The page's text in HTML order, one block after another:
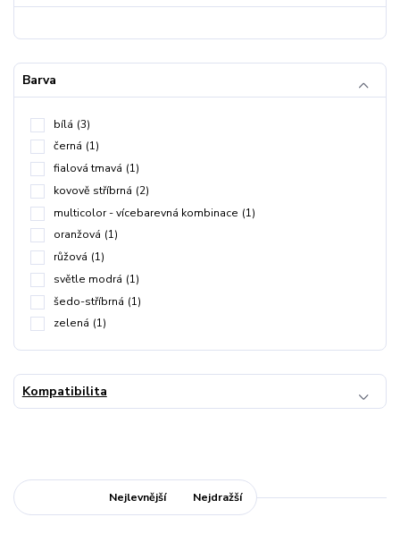
Barva
bílá (3)
černá (1)
fialová tmavá (1)
kovově stříbrná (2)
multicolor - vícebarevná kombinace (1)
oranžová (1)
růžová (1)
světle modrá (1)
šedo-stříbrná (1)
zelená (1)
Kompatibilita
Nejlevnější Nejdražší